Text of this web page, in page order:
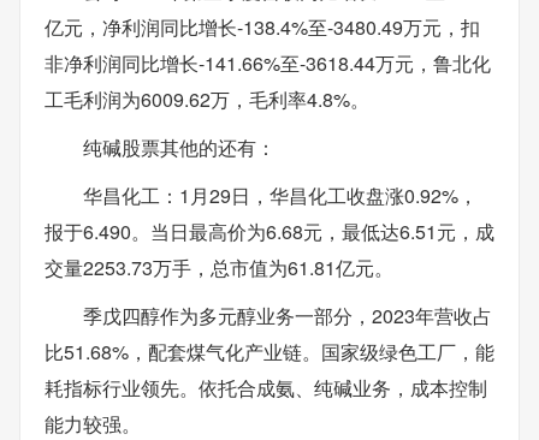
亿元，净利润同比增长-138.4%至-3480.49万元，扣
非净利润同比增长-141.66%至-3618.44万元，鲁北化
工毛利润为6009.62万，毛利率4.8%。
纯碱股票其他的还有：
华昌化工：1月29日，华昌化工收盘涨0.92%，
报于6.490。当日最高价为6.68元，最低达6.51元，成
交量2253.73万手，总市值为61.81亿元。
季戊四醇作为多元醇业务一部分，2023年营收占
比51.68%，配套煤气化产业链。国家级绿色工厂，能
耗指标行业领先。依托合成氨、纯碱业务，成本控制
能力较强。